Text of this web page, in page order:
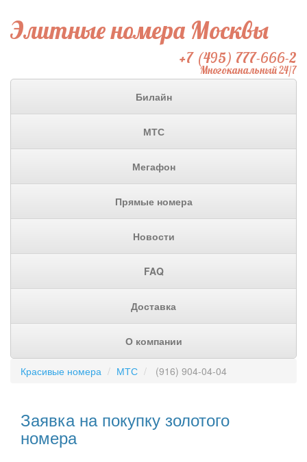
Элитные номера Москвы
+7 (495) 777-666-2
Многоканальный 24/7
Билайн
МТС
Мегафон
Прямые номера
Новости
FAQ
Доставка
О компании
Красивые номера МТС (916) 904-04-04
Заявка на покупку золотого
номера